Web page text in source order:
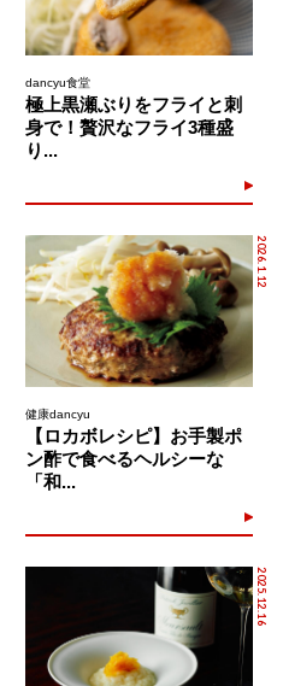
dancyu食堂
極上黒瀬ぶりをフライと刺
身で！贅沢なフライ3種盛
り...
2026.1.12
健康dancyu
【ロカボレシピ】お手製ポ
ン酢で食べるヘルシーな
「和...
2025.12.16